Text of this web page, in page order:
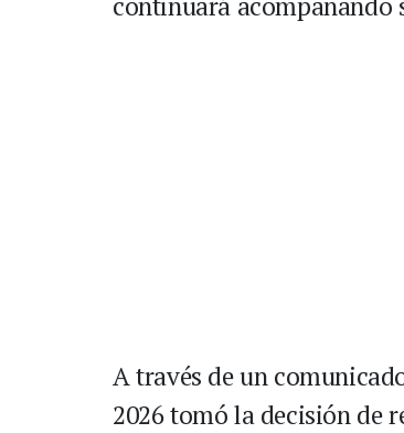
A través de un
2026 tomó la decisión de